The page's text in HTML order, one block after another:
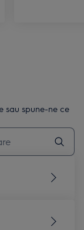
sau spune-ne ce